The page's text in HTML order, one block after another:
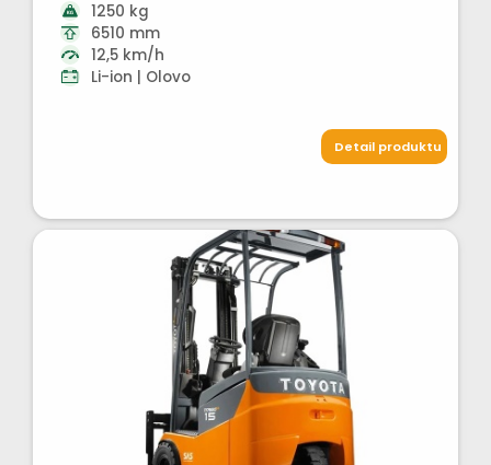
1250 kg
6510 mm
12,5 km/h
Li-ion | Olovo
Detail produktu